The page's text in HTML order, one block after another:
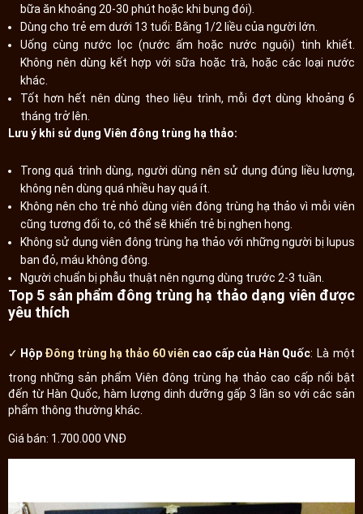
bữa ăn khoảng 20-30 phút hoặc khi bụng đói).
Dùng cho trẻ em dưới 13 tuổi: Bằng 1/2 liều của người lớn.
Uống cùng nước lọc (nước ấm hoặc nước nguội) tinh khiết.
Không nên dùng kết hợp với sữa hoặc trà, hoặc các loại nước
khác.
Tốt hơn hết nên dùng theo liệu trình, mỗi đợt dùng khoảng 6
tháng trở lên.
Lưu ý khi sử dụng Viên đông trùng hạ thảo:
Trong quá trình dùng, người dùng nên sử dụng đúng liều lượng,
không nên dùng quá nhiều hay quá ít.
Không nên cho trẻ nhỏ dùng viên đông trùng hạ thảo vì mỗi viên
cũng tương đối to, có thể sẽ khiến trẻ bị nghẹn họng.
Không sử dụng viên đông trùng hạ thảo với những người bị lupus
ban đỏ, máu không đông.
Người chuẩn bị phẫu thuật nên ngưng dùng trước 2-3 tuần.
Top 5 sản phẩm đông trùng hạ thảo dạng viên được
yêu thích
✓ Hộp Đông trùng hạ thảo 60 viên cao cấp của Hàn Quốc: Là một
trong những sản phẩm Viên đông trùng hạ thảo cao cấp nổi bật
đến từ Hàn Quốc, hàm lượng dinh dưỡng gấp 3 lần so với các sản
phẩm thông thường khác.
Giá bán: 1.700.000 VNĐ